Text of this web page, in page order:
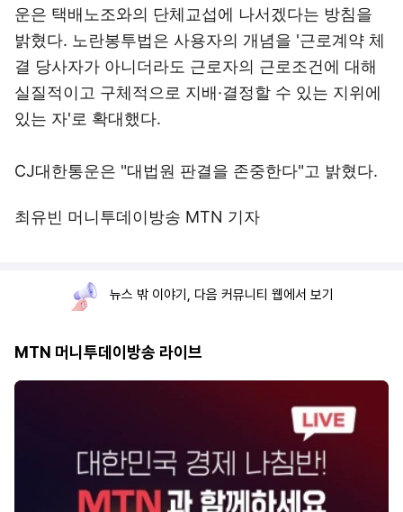
운은 택배노조와의 단체교섭에 나서겠다는 방침을
밝혔다. 노란봉투법은 사용자의 개념을 '근로계약 체
결 당사자가 아니더라도 근로자의 근로조건에 대해
실질적이고 구체적으로 지배·결정할 수 있는 지위에
있는 자'로 확대했다.
CJ대한통운은 "대법원 판결을 존중한다"고 밝혔다.
최유빈 머니투데이방송 MTN 기자
뉴스 밖 이야기, 다음 커뮤니티 웹에서 보기
MTN 머니투데이방송 라이브